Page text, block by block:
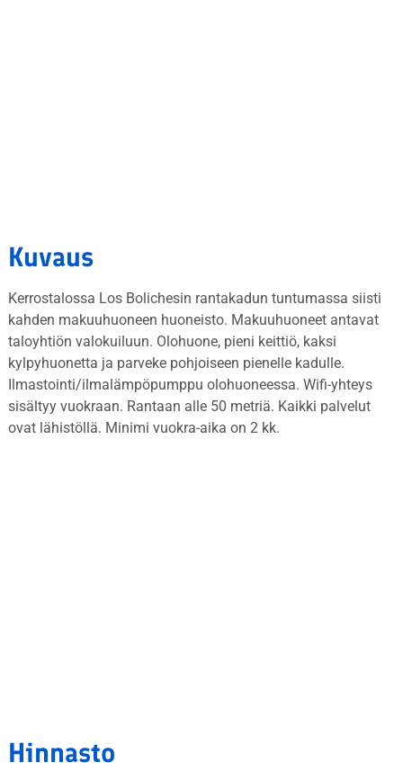
Kuvaus
Kerrostalossa Los Bolichesin rantakadun tuntumassa siisti
kahden makuuhuoneen huoneisto. Makuuhuoneet antavat
taloyhtiön valokuiluun. Olohuone, pieni keittiö, kaksi
kylpyhuonetta ja parveke pohjoiseen pienelle kadulle.
Ilmastointi/ilmalämpöpumppu olohuoneessa. Wifi-yhteys
sisältyy vuokraan. Rantaan alle 50 metriä. Kaikki palvelut
ovat lähistöllä. Minimi vuokra-aika on 2 kk.
Hinnasto